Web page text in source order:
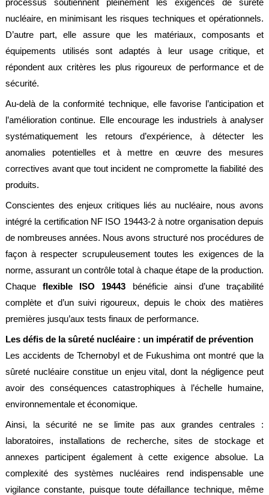
légales
processus soutiennent pleinement les exigences de sûreté
nucléaire, en minimisant les risques techniques et opérationnels.
D’autre part, elle assure que les matériaux, composants et
équipements utilisés sont adaptés à leur usage critique, et
répondent aux critères les plus rigoureux de performance et de
sécurité.
Au-delà de la conformité technique, elle favorise l’anticipation et
l’amélioration continue. Elle encourage les industriels à analyser
systématiquement les retours d’expérience, à détecter les
anomalies potentielles et à mettre en œuvre des mesures
correctives avant que tout incident ne compromette la fiabilité des
produits.
Conscientes des enjeux critiques liés au nucléaire, nous avons
intégré la certification NF ISO 19443-2 à notre organisation depuis
de nombreuses années. Nous avons structuré nos procédures de
façon à respecter scrupuleusement toutes les exigences de la
norme, assurant un contrôle total à chaque étape de la production.
Chaqueflexible ISO 19443 bénéficie ainsi d’une traçabilité
complète et d’un suivi rigoureux, depuis le choix des matières
premières jusqu’aux tests finaux de performance.
Les défis de la sûreté nucléaire : un impératif de prévention
Les accidents de Tchernobyl et de Fukushima ont montré que la
sûreté nucléaire constitue un enjeu vital, dont la négligence peut
avoir des conséquences catastrophiques à l’échelle humaine,
environnementale et économique.
Ainsi, la sécurité ne se limite pas aux grandes centrales :
laboratoires, installations de recherche, sites de stockage et
annexes participent également à cette exigence absolue. La
complexité des systèmes nucléaires rend indispensable une
vigilance constante, puisque toute défaillance technique, même